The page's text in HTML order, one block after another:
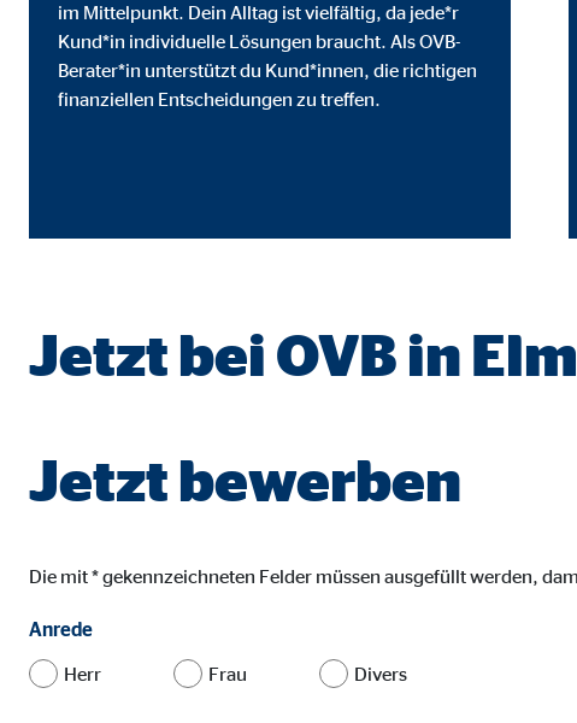
im Mittelpunkt. Dein Alltag ist vielfältig, da jede*r
Kund*in individuelle Lösungen braucht. Als OVB-
Berater*in unterstützt du Kund*innen, die richtigen
finanziellen Entscheidungen zu treffen.
Jetzt bei OVB in
Jetzt bewerben
Die mit * gekennzeichneten Felder müssen ausgefüllt werden,
Anrede
Herr Frau Divers
Externe Medien
Inhalte von Video- und Kartenplattformen werden beim
willigen Sie auch in die mögliche Übermittlung Ihrer
Cookie Laufzeit: 24
Name:
JW Player | Empfänger: OVB, Long Tail Ad